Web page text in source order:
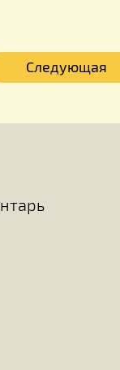
Следующая